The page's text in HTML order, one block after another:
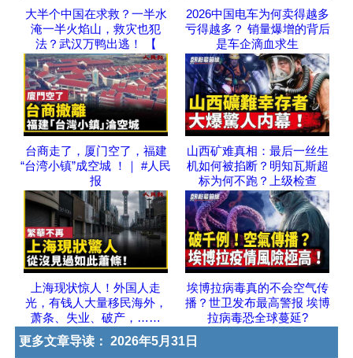
大半个中国在求救？一半水
淹一半火焰山，救灾也犯
法？武汉万鸭出逃！ 【
2026中国电车为何卖得越多
亏得越多？ 销量爆增的背后
是车企滴血求生
台商走了，厦门空了，福建
“台湾小镇”成空城 ！｜ #人民
报
山西矿难真相：最后一丝生
机如何被掐断？明知瓦斯超
标为何不跑？上级检查
上海现状惊人！外国人走
光，有钱人大量移民海外，
萧条、失业、破产，……
埃博拉病毒真的不会空气传
播？世卫发布最高警报 埃博
拉病毒恐全球蔓延?
更多文章导读： 2026年5月31日